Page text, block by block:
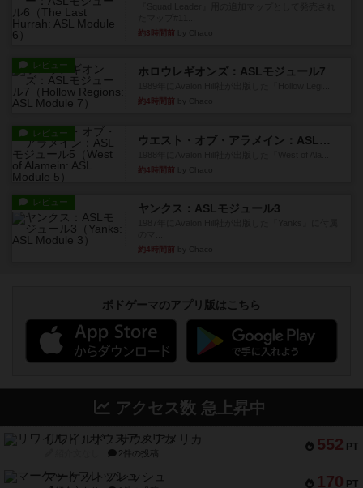
約3時間前
レビュー ホロウレギオンズ：ASLモジュール7
約4時間前
レビュー
ウエスト・オブ・アラメイン：ASLモジュール5
約4時間前
レビュー ヤンクス：ASLモジュール3
約4時間前
ボドゲーマのアプリ版はこちら
アクセス数 急上昇中
552 PT
リワイルド：サウスアメリカ
2件の投稿
170 PT
マーケットフレッシュ